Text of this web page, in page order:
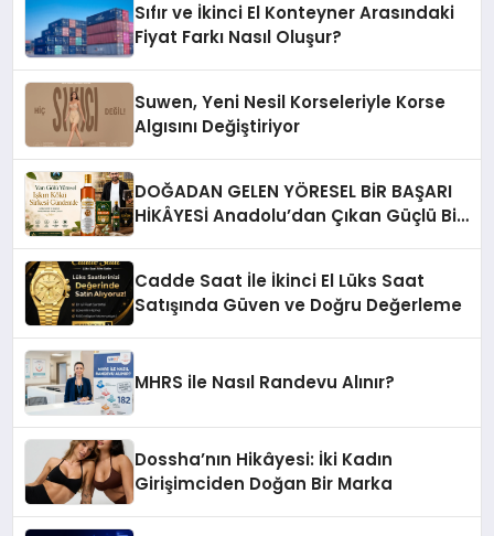
Sıfır ve İkinci El Konteyner Arasındaki
Fiyat Farkı Nasıl Oluşur?
Suwen, Yeni Nesil Korseleriyle Korse
Algısını Değiştiriyor
DOĞADAN GELEN YÖRESEL BİR BAŞARI
HİKÂYESİ Anadolu’dan Çıkan Güçlü Bir
Cadde Saat İle İkinci El Lüks Saat
Satışında Güven ve Doğru Değerleme
MHRS ile Nasıl Randevu Alınır?
Dossha’nın Hikâyesi: İki Kadın
Girişimciden Doğan Bir Marka